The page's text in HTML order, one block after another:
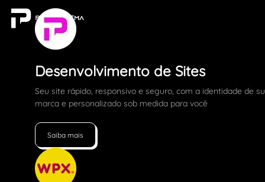
Desenvolvimento de Sites
Seu site rápido, responsivo e seguro, com a identidade de
marca e personalizado sob medida para você
Saiba mais